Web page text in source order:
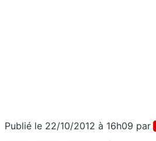
Publié le 22/10/2012 à 16h09 par